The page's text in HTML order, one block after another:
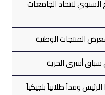
لاتحاد الجامعات
المنتجات الوطنية
أسرى الحرية
وفداً طلابياً بلجيكياً